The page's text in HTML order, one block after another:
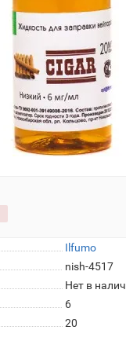
Ilfumo
nish-4517
Нет в
6
20